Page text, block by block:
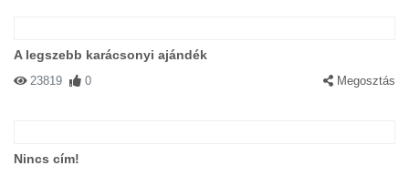
A legszebb karácsonyi ajándék
23819 0 Megosztás
Nincs cím!